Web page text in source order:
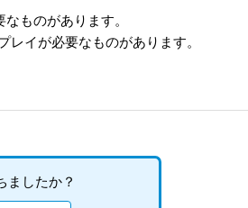
ものがあります。
イが必要なものがあります。
ましたか？